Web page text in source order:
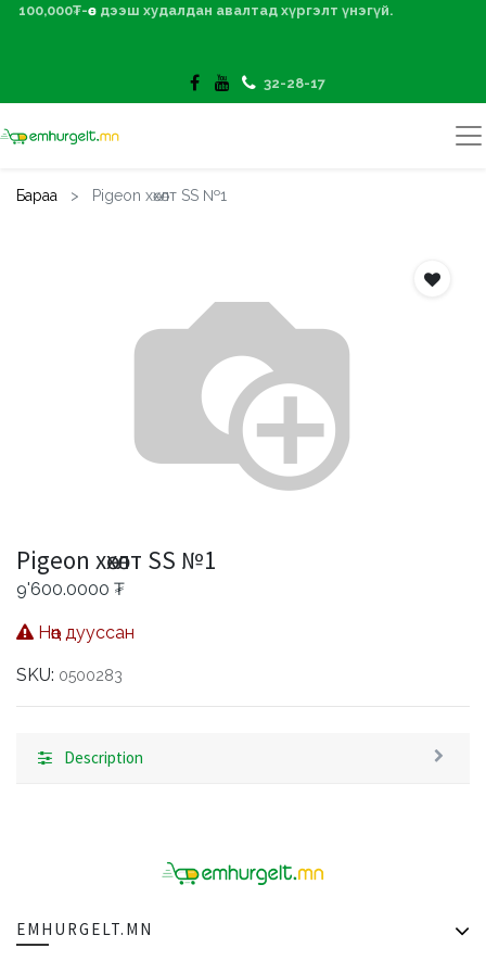
100,000₮-өөс дээш худалдан авалтад хүргэлт үнэгүй.
32-28-17
Бараа Pigeon хөхөлт SS №1
Pigeon хөхөлт SS №1
9'600.0000 ₮
Нөөц дууссан
SKU: 0500283
Description
EMHURGELT.MN